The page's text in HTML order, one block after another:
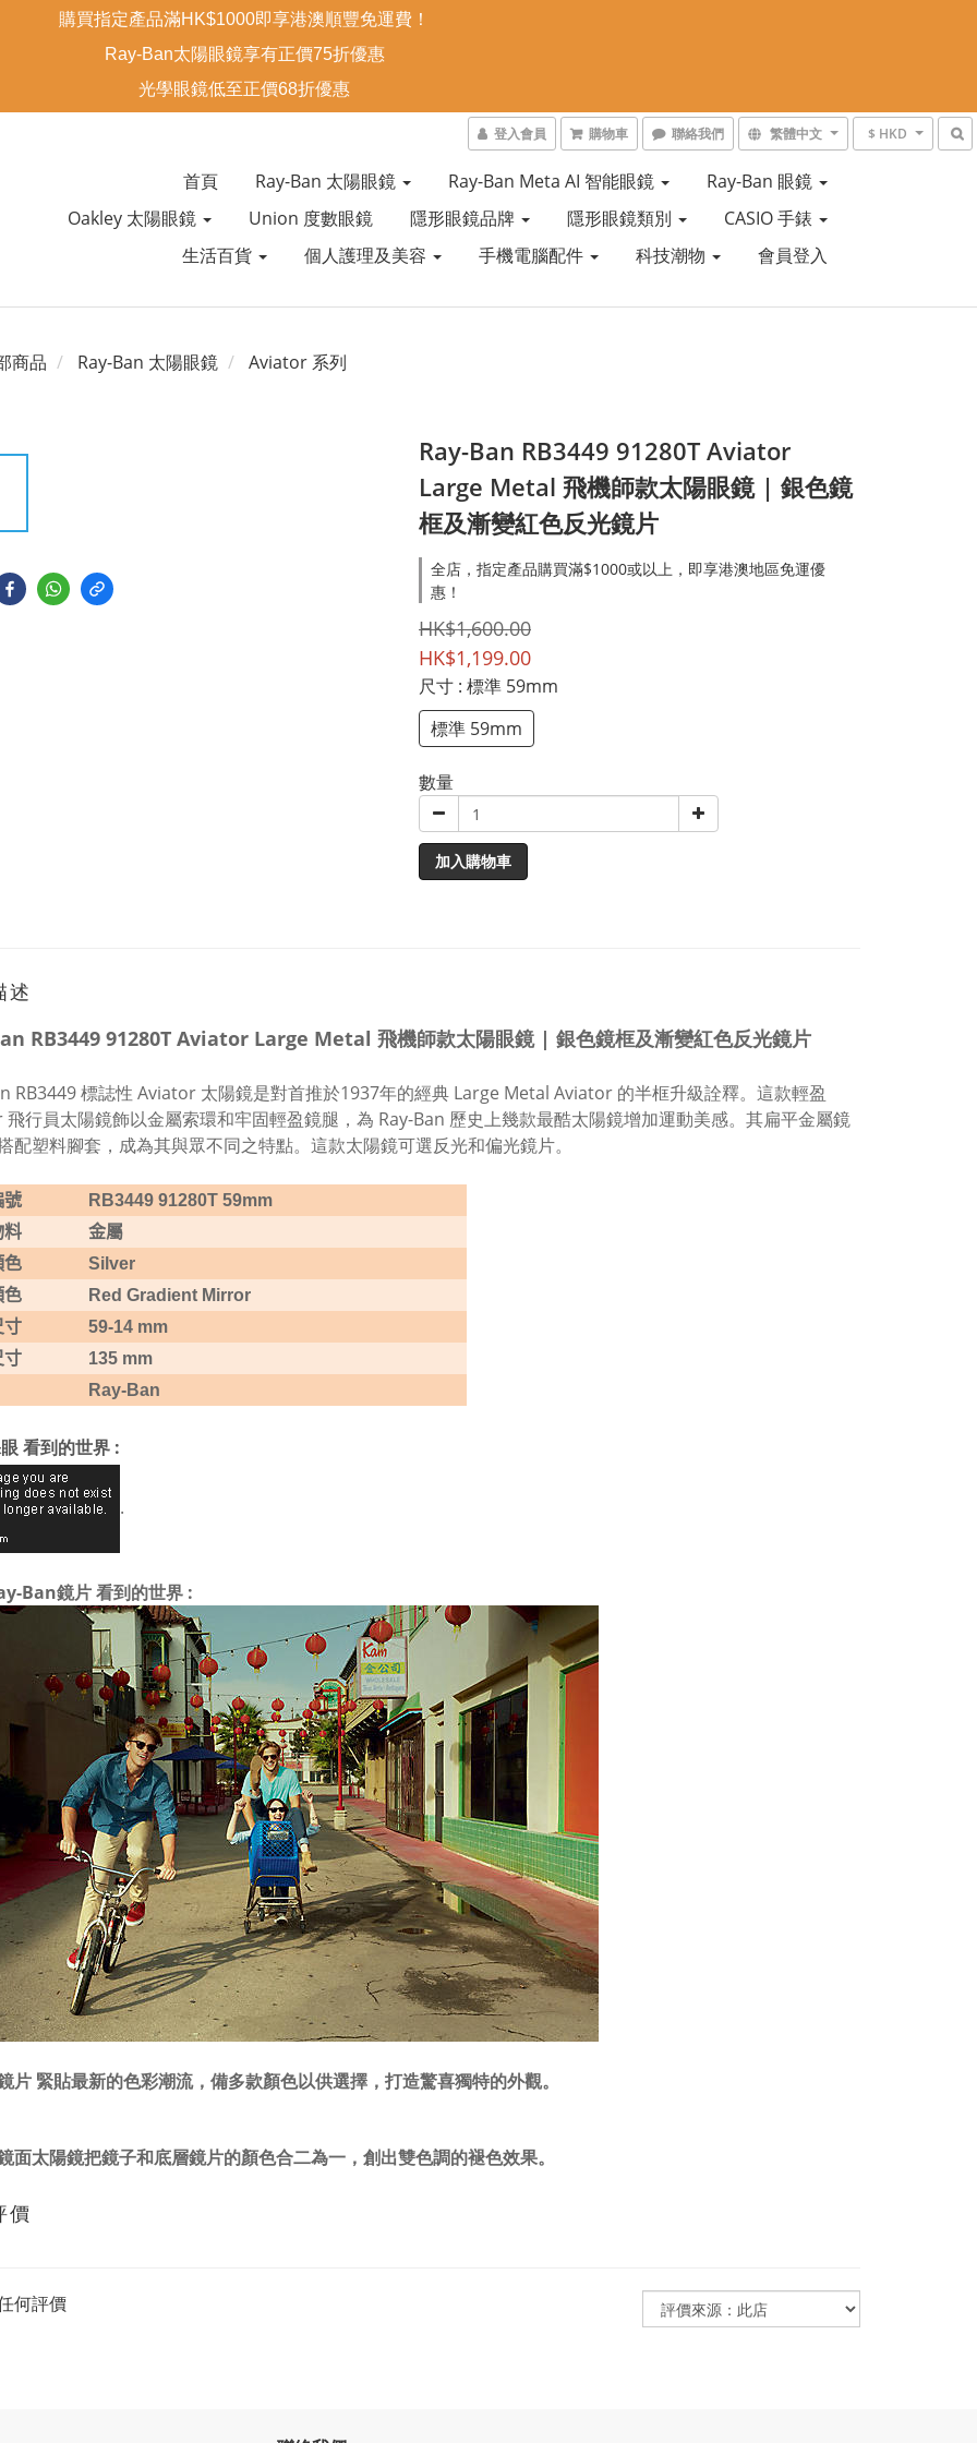
登入會員 購物車 聯絡我們 繁體中文 $ HKD
首頁 Ray-Ban 太陽眼鏡 Ray-Ban Meta AI 智能眼鏡
Ray-Ban 眼鏡
Oakley 太陽眼鏡
Union 度數眼鏡 隱形眼鏡品牌 隱形眼鏡類別
CASIO 手錶
生活百貨
個人護理及美容 手機電腦配件 科技潮物 會員登入
商品 Ray-Ban 太陽眼鏡 Aviator 系列
Ray-Ban RB3449 91280T Aviator
Large Metal 飛機師款太陽眼鏡 | 銀色鏡
框及漸變紅色反光鏡片
全店，指定產品購買滿$1000或以上，即享港澳地區免運優
惠！
HK$1,600.00
HK$1,199.00
尺寸 : 標準 59mm
標準 59mm
數量
加入購物車
述
RB3449 91280T Aviator Large Metal 飛機師款太陽眼鏡 | 銀色鏡框及漸變紅色反光鏡片
RB3449 標誌性 Aviator 太陽鏡是對首推於1937年的經典 Large Metal Aviator 的半框升級詮釋。這款輕盈
行員太陽鏡飾以金屬索環和牢固輕盈鏡腿，為 Ray-Ban 歷史上幾款最酷太陽鏡增加運動美感。其扁平金屬鏡
配塑料腳套，成為其與眾不同之特點。這款太陽鏡可選反光和偏光鏡片。
號
RB3449 91280T 59mm
料
金屬
色
Silver
色
Red Gradient Mirror
寸
59-14 mm
寸
135 mm
Ray-Ban
看到的世界 :
.
Ban鏡片 看到的世界 :
片 緊貼最新的色彩潮流，備多款顏色以供選擇，打造驚喜獨特的外觀。
面太陽鏡把鏡子和底層鏡片的顏色合二為一，創出雙色調的褪色效果。
價
何評價
購買指定產品滿HK$1000即享港澳順豐免運費！
Ray-Ban太陽眼鏡享有正價75折優惠
光學眼鏡低至正價68折優惠